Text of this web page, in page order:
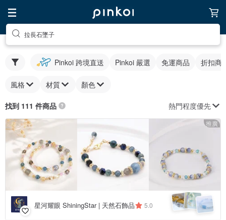
拉長石墜子
Pinkoi 跨境直送 Pinkoi 嚴選 免運商品 折扣商
風格 材質 顏色
找到 111 件商品 熱門程度優先
推廣
星河耀眼 ShiningStar | 天然石飾品 5.0